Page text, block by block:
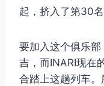
起，挤入了第30名
要加入这个俱乐
吉，而INARI现在
合踏上这趟列车